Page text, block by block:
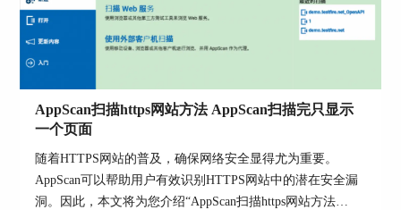
唯一标识，通常由网络管理员配置和管理。
AppScan作为一种安全扫描工具，其功能是检测和
报告安全漏洞，而不是对网络配置进行修改。
会涉及到动态IP地址的使用。例如，在负载均衡测
试中，不同的请求可能会分配到不同的IP地址。但
的，而不是由AppScan直接引起的。
因此，可以明确的是，AppScan的扫描过程本身不
AppScan扫描https网站方法 AppScan扫描完只显示
一个页面
随着HTTPS网站的普及，确保网络安全显得尤为重要。
AppScan可以帮助用户有效识别HTTPS网站中的潜在安全漏
洞。因此，本文将为您介绍“AppScan扫描https网站方法